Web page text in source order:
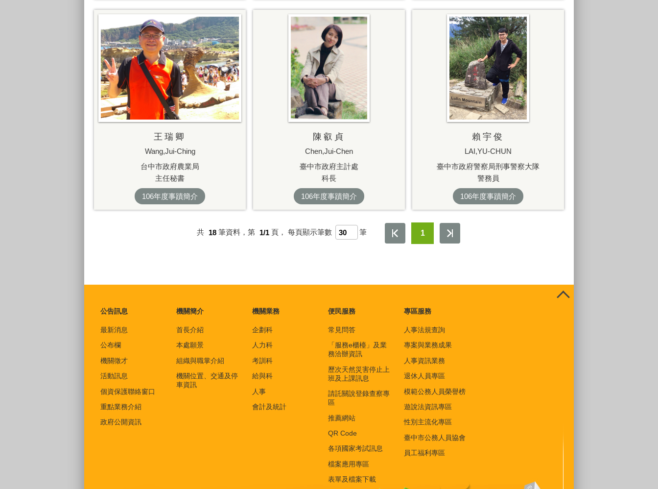
王瑞卿
Wang,Jui-Ching
台中市政府農業局
主任秘書
106年度事蹟簡介
陳叡貞
Chen,Jui-Chen
臺中市政府主計處
科長
106年度事蹟簡介
賴宇俊
LAI,YU-CHUN
臺中市政府警察局刑事警察大隊
警務員
106年度事蹟簡介
共 18 筆資料，第 1/1 頁， 每頁顯示筆數 筆 1
公告訊息
最新消息
公布欄
機關徵才
活動訊息
個資保護聯絡窗口
重點業務介紹
政府公開資訊
機關簡介
首長介紹
本處願景
組織與職掌介紹
機關位置、交通及停
車資訊
機關業務
企劃科
人力科
考訓科
給與科
人事
會計及統計
便民服務
常見問答
「服務e櫃檯」及業
務洽辦資訊
歷次天然災害停止上
班及上課訊息
請託關說登錄查察專
區
推薦網站
QR Code
各項國家考試訊息
檔案應用專區
表單及檔案下載
專區服務
人事法規查詢
專案與業務成果
人事資訊業務
退休人員專區
模範公務人員榮譽榜
遊說法資訊專區
性別主流化專區
臺中市公務人員協會
員工福利專區